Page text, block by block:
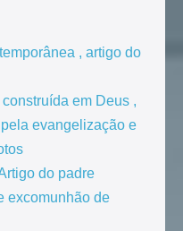
, artigo do
em Deus ,
evangelização e
do padre
excomunhão de